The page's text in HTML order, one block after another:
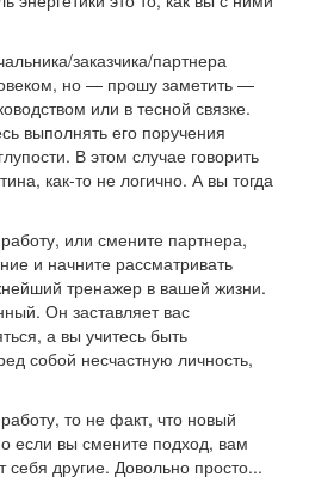
заказчика/партнера
но — прошу заметить —
или в тесной связке.
выполнять его поручения
В этом случае говорить
как-то не логично. А вы тогда
или смените партнера,
и начните рассматривать
тренажер в вашей жизни.
Он заставляет вас
а вы учитесь быть
собой несчастную личность,
то не факт, что новый
если вы смените подход, вам
себя другие. Довольно просто...